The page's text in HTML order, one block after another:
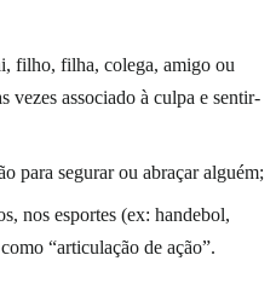
filho, filha, colega, amigo ou
vezes associado à culpa e sentir-
para segurar ou abraçar alguém;
nos esportes (ex: handebol,
“articulação de ação”.